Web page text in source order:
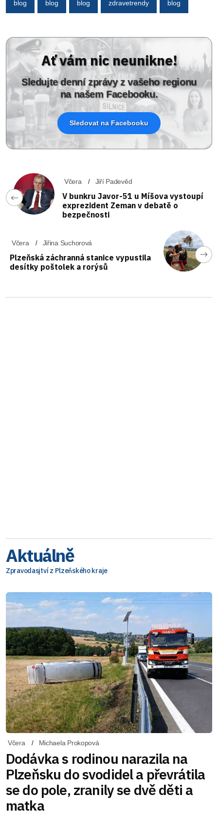
blog blog blog zdravetrendy blog
Ať vám nic neunikne!
Sledujte denní zprávy z vašeho regionu
na našem Facebooku.
Sledovat na Facebooku
Včera Jiří Padevěd
V bunkru Javor-51 u Míšova vystoupí
exprezident Zeman v debatě o
bezpečnosti
Včera Jiřina Suchorová
Plzeňská záchranná stanice vypustila
desítky poštolek a rorýsů
Aktuálně
Zpravodasjtví z Plzeňského kraje
Včera Michaela Prokopová
Dodávka s rodinou narazila na
Plzeňsku do svodidel a převrátila
se do pole, zranily se dvě děti a
matka